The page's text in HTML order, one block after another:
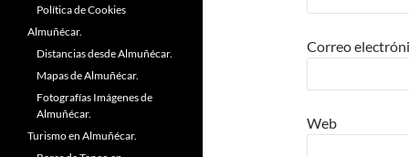
Correo
Web
Política de Cookies
Almuñécar.
Distancias desde Almuñécar.
Mapas de Almuñécar.
Fotografías Imágenes de
Almuñécar.
Turismo en Almuñécar.